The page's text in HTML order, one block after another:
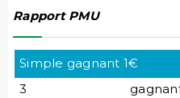
Rapport PMU
Simple gagnant 1€
3